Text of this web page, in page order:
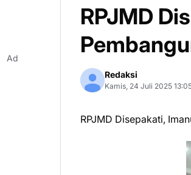
RPJMD
Redaksi
Kamis, 24 Juli 2025
RPJMD Disepakati,
Ad